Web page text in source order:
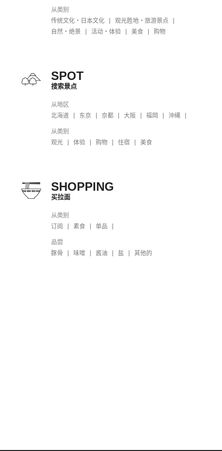
从类别
传统文化・日本文化
观光胜地・旅游景点
自然・绝景
活动・体验 美食 购物
SPOT
搜索景点
从地区
北海道
东京 京都 大阪 福岡 沖縄
从类别
观光
体验 购物 住宿 美食
SHOPPING
买拉面
从类别
订阅
素食 单品
品尝
豚骨
味噌 酱油 盐 其他的